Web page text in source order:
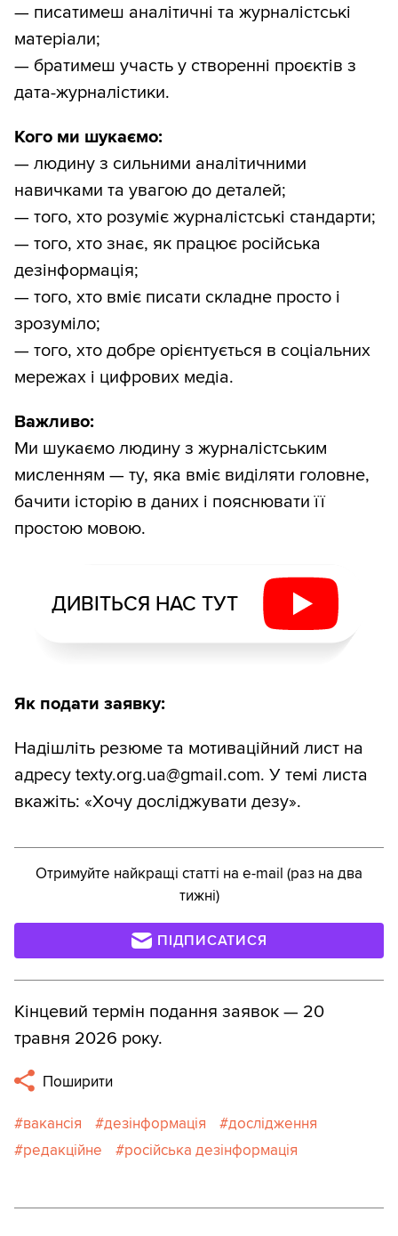
— писатимеш аналітичні та журналістські
матеріали;
— братимеш участь у створенні проєктів з
дата-журналістики.
Кого ми шукаємо:
— людину з сильними аналітичними
навичками та увагою до деталей;
— того, хто розуміє журналістські стандарти;
— того, хто знає, як працює російська
дезінформація;
— того, хто вміє писати складне просто і
зрозуміло;
— того, хто добре орієнтується в соціальних
мережах і цифрових медіа.
Важливо:
Ми шукаємо людину з журналістським
мисленням — ту, яка вміє виділяти головне,
бачити історію в даних і пояснювати її
простою мовою.
ДИВІТЬСЯ НАС ТУТ
Як подати заявку:
Надішліть резюме та мотиваційний лист на
адресу texty.org.ua@gmail.com. У темі листа
вкажіть: «Хочу досліджувати дезу».
Отримуйте найкращі статті на e-mail (раз на два
тижні)
ПІДПИСАТИСЯ
Кінцевий термін подання заявок — 20
травня 2026 року.
Поширити
вакансія дезінформація
дослідження
редакційне
російська дезінформація